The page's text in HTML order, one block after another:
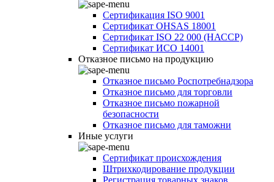
Сертификация ISO 9001
Сертификат OHSAS 18001
Сертификат ISO 22 000 (НАССР)
Сертификат ИСО 14001
Отказное письмо на продукцию
Отказное письмо Роспотребнадзора
Отказное письмо для торговли
Отказное письмо пожарной
безопасности
Отказное письмо для таможни
Иные услуги
Сертификат происхождения
Штрихкодирование продукции
Регистрация товарных знаков